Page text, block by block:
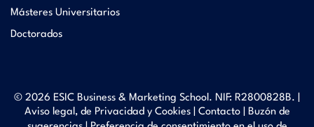
Másteres Universitarios
Doctorados
© 2026 ESIC Business & Marketing School. NIF: R2800828B. |
Aviso legal, de Privacidad y Cookies| Contacto|
Buzón de